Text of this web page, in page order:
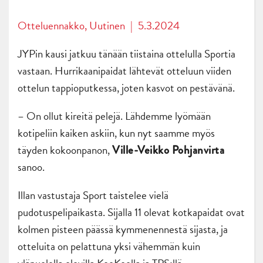
Otteluennakko,Uutinen | 5.3.2024
JYPin kausi jatkuu tänään tiistaina ottelulla Sportia
vastaan. Hurrikaanipaidat lähtevät otteluun viiden
ottelun tappioputkessa, joten kasvot on pestävänä.
– On ollut kireitä pelejä. Lähdemme lyömään
kotipeliin kaiken askiin, kun nyt saamme myös
täyden kokoonpanon,Ville-Veikko Pohjanvirta
sanoo.
Illan vastustaja Sport taistelee vielä
pudotuspelipaikasta. Sijalla 11 olevat kotkapaidat ovat
kolmen pisteen päässä kymmenennestä sijasta, ja
otteluita on pelattuna yksi vähemmän kuin